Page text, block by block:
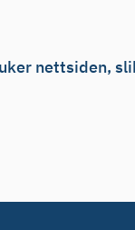
nettsiden,